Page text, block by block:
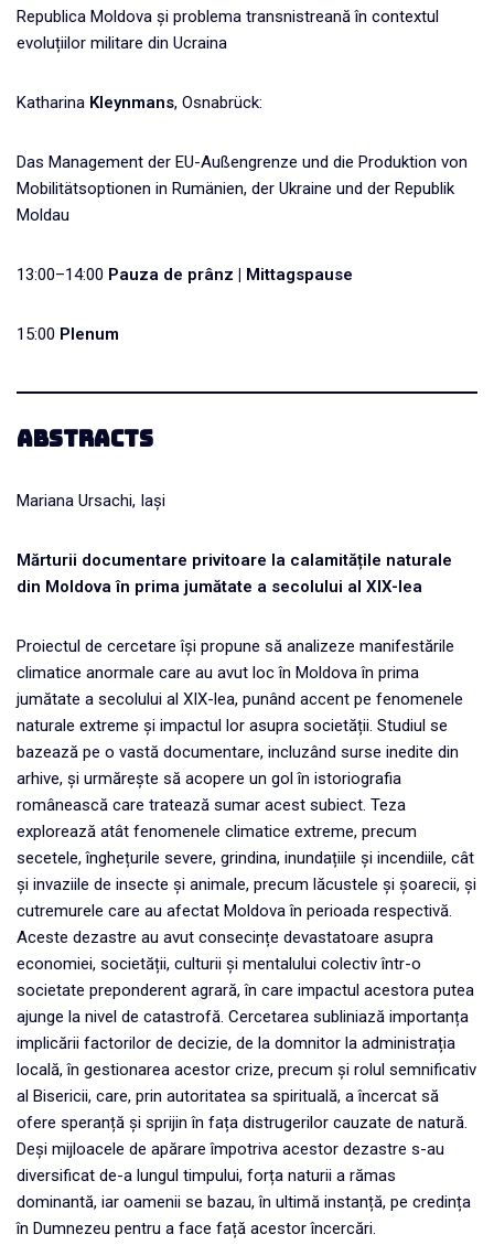
Republica Moldova și problema transnistreană în contextul
evoluțiilor militare din Ucraina
Katharina Kleynmans, Osnabrück:
Das Management der EU-Außengrenze und die Produktion von
Mobilitätsoptionen in Rumänien, der Ukraine und der Republik
Moldau
13:00–14:00 Pauza de prânz | Mittagspause
15:00 Plenum
Abstracts
Mariana Ursachi, Iași
Mărturii documentare privitoare la calamitățile naturale
din Moldova în prima jumătate a secolului al XIX-lea
Proiectul de cercetare își propune să analizeze manifestările
climatice anormale care au avut loc în Moldova în prima
jumătate a secolului al XIX-lea, punând accent pe fenomenele
naturale extreme și impactul lor asupra societății. Studiul se
bazează pe o vastă documentare, incluzând surse inedite din
arhive, și urmărește să acopere un gol în istoriografia
românească care tratează sumar acest subiect. Teza
explorează atât fenomenele climatice extreme, precum
secetele, înghețurile severe, grindina, inundațiile și incendiile, cât
și invaziile de insecte și animale, precum lăcustele și șoarecii, și
cutremurele care au afectat Moldova în perioada respectivă.
Aceste dezastre au avut consecințe devastatoare asupra
economiei, societății, culturii și mentalului colectiv într-o
societate preponderent agrară, în care impactul acestora putea
ajunge la nivel de catastrofă. Cercetarea subliniază importanța
implicării factorilor de decizie, de la domnitor la administrația
locală, în gestionarea acestor crize, precum și rolul semnificativ
al Bisericii, care, prin autoritatea sa spirituală, a încercat să
ofere speranță și sprijin în fața distrugerilor cauzate de natură.
Deși mijloacele de apărare împotriva acestor dezastre s-au
diversificat de-a lungul timpului, forța naturii a rămas
dominantă, iar oamenii se bazau, în ultimă instanță, pe credința
în Dumnezeu pentru a face față acestor încercări.